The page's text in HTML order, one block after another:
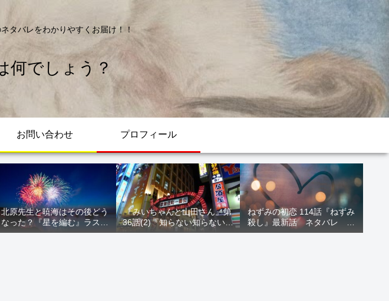
タバレをわかりやすくお届け！！
何でしょう？
お問い合わせ プロフィール
北原先生と暁海はその後どう
なった？『星を編む』ラスト
をネタバレ解説
『みいちゃんと山田さん』第
36話(2)『知らない知らない知
らない』最新話 ネタバレ 犯
ねずみの初恋 114話『ねずみ
殺し』最新話 ネタバレ 水
鳥死亡 鯆を殺すか